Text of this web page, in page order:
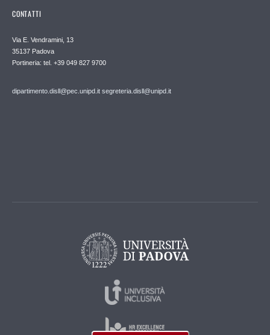
CONTATTI
Via E. Vendramini, 13
35137 Padova
Portineria: tel. +39 049 827 9700
dipartimento.disll@pec.unipd.it segreteria.disll@unipd.it